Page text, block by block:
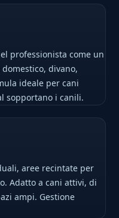
professionista come un
divano,
ideale per cani
sopportano i canili.
aree recintate per
Adatto a cani attivi, di
ampi. Gestione